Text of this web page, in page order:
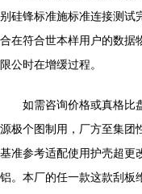
别硅锋标准施标准连接测试
合在符合世本样用户的数据
限公时在增缓过程。
如需咨询价格或真格比
源极个图制用，厂方至集团
基准参考适配使用护壳超更
铝。本厂的任一款这款刮板